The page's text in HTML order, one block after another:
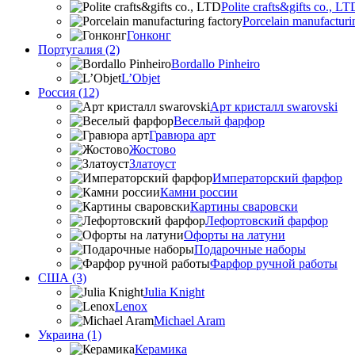
Polite crafts&gifts co.,
Porcelain
Гонконг
Португалия (2)
Bordallo Pinheiro
L’Objet
Россия (12)
Арт кристалл swarovski
Веселый фарфор
Гравюра арт
Жостово
Златоуст
Императорский фарфор
Камни россии
Картины сваровски
Лефортовский фарфор
Офорты на латуни
Подарочные наборы
Фарфор ручной работы
США (3)
Julia Knight
Lenox
Michael Aram
Украина (1)
Керамика